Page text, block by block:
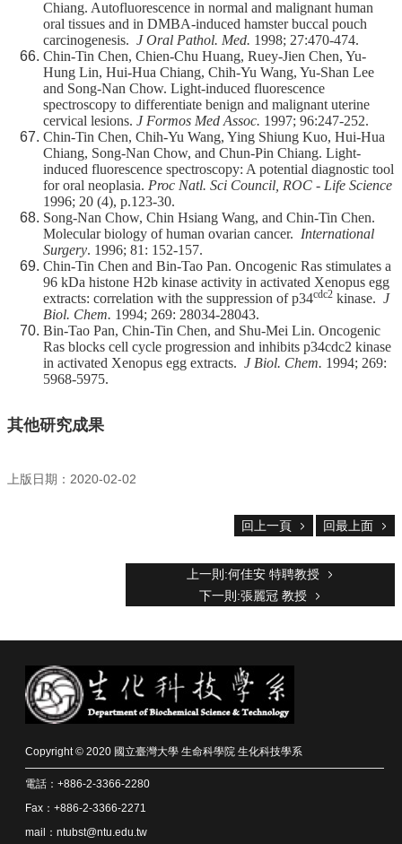
Chiang. Autofluorescence in normal and malignant human
oral tissues and in DMBA-induced hamster buccal pouch
carcinogenesis. J Oral Pathol. Med. 1998; 27:470-474.
Chin-Tin Chen, Chien-Chu Huang, Ruey-Jien Chen, Yu-
Hung Lin, Hui-Hua Chiang, Chih-Yu Wang, Yu-Shan Lee
and Song-Nan Chow. Light-induced fluorescence
spectroscopy to differentiate benign and malignant uterine
cervical lesions. J Formos Med Assoc. 1997; 96:247-252.
Chin-Tin Chen, Chih-Yu Wang, Ying Shiung Kuo, Hui-Hua
Chiang, Song-Nan Chow, and Chun-Pin Chiang. Light-
induced fluorescence spectroscopy: A potential diagnostic tool
for oral neoplasia. Proc Natl. Sci Council, ROC - Life Science
1996; 20 (4), p.123-30.
Song-Nan Chow, Chin Hsiang Wang, and Chin-Tin Chen.
Molecular biology of human ovarian cancer. International
Surgery. 1996; 81: 152-157.
Chin-Tin Chen and Bin-Tao Pan. Oncogenic Ras stimulates a
96 kDa histone H2b kinase activity in activated Xenopus egg
extracts: correlation with the suppression of p34cdc2 kinase. J
Biol. Chem. 1994; 269: 28034-28043.
Bin-Tao Pan, Chin-Tin Chen, and Shu-Mei Lin. Oncogenic
Ras blocks cell cycle progression and inhibits p34cdc2 kinase
in activated Xenopus egg extracts. J Biol. Chem. 1994; 269:
5968-5975.
其他研究成果
上版日期：2020-02-02
回上一頁 回最上面
上一則:何佳安 特聘教授
下一則:張麗冠 教授
Copyright © 2020 國立臺灣大學 生命科學院 生化科技學系
電話：+886-2-3366-2280
Fax：+886-2-3366-2271
mail：ntubst@ntu.edu.tw